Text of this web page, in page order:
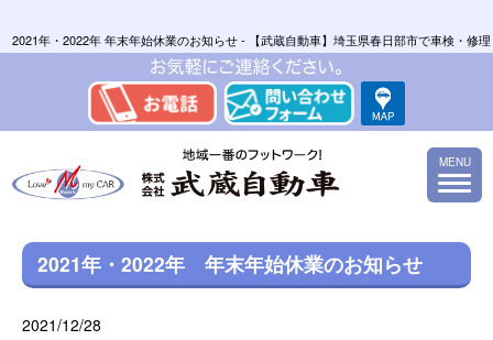
2021年・2022年 年末年始休業のお知らせ - 【武蔵自動車】埼玉県春日部市で車検・修
MENU
2021年・2022年 年末年始休業のお知らせ
2021/12/28